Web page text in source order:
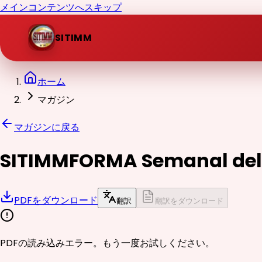
メインコンテンツへスキップ
SITIMM
ホーム
マガジン
マガジンに戻る
SITIMMFORMA Semanal
PDFをダウンロード 翻訳 翻訳をダウンロード
PDFの読み込みエラー。もう一度お試しください。